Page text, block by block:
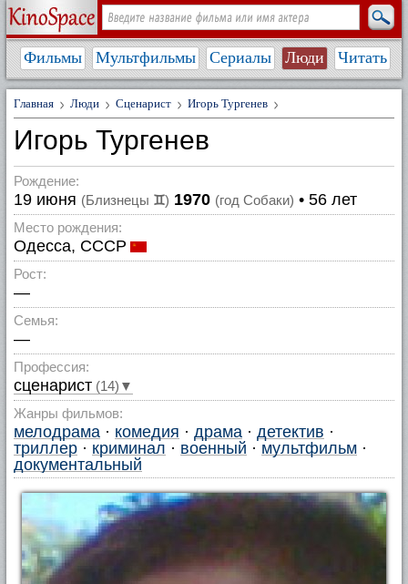
Фильмы Мультфильмы Сериалы Люди Читать
Главная Люди Сценарист Игорь Тургенев
Игорь Тургенев
Рождение:
19 июня (Близнецы ♊) 1970 (год Собаки) • 56 лет
Место рождения:
Одесса, СССР
Рост:
—
Семья:
—
Профессия:
сценарист (14)▼
Жанры фильмов:
мелодрама · комедия · драма · детектив ·
триллер · криминал · военный · мультфильм ·
документальный